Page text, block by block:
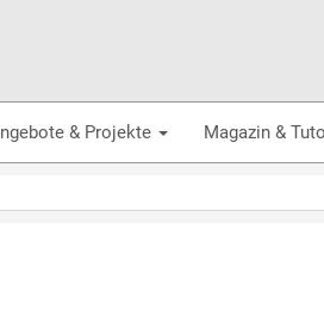
& Projekte Magazin &